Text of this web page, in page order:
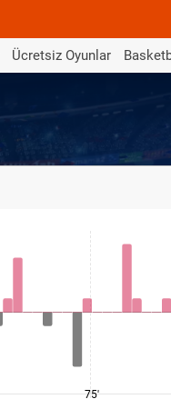
Ücretsiz Oyunlar
75'